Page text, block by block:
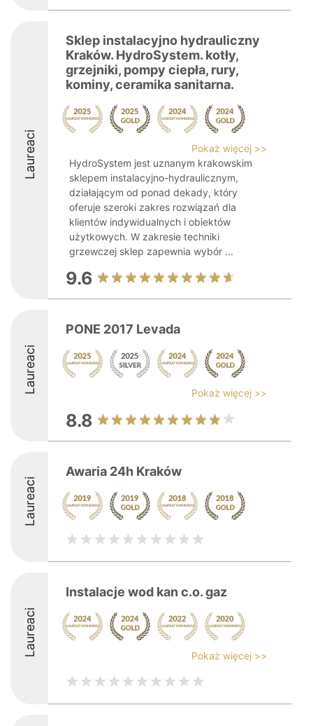
Laureaci
Sklep instalacyjno hydrauliczny
Kraków. HydroSystem. kotły,
grzejniki, pompy ciepła, rury,
kominy, ceramika sanitarna.
Pokaż więcej >>
HydroSystem jest uznanym krakowskim
sklepem instalacyjno-hydraulicznym,
działającym od ponad dekady, który
oferuje szeroki zakres rozwiązań dla
klientów indywidualnych i obiektów
użytkowych. W zakresie techniki
grzewczej sklep zapewnia wybór ...
9.6
Laureaci
PONE 2017 Levada
Pokaż więcej >>
8.8
Laureaci
Awaria 24h Kraków
Laureaci
Instalacje wod kan c.o. gaz
Pokaż więcej >>